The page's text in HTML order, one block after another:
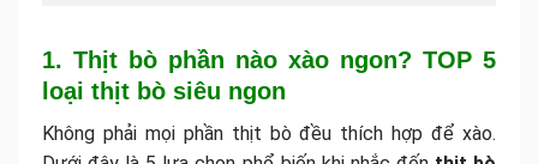
1. Thịt bò phần nào xào ngon? TOP 5
loại thịt bò siêu ngon
Không phải mọi phần thịt bò đều thích hợp để xào.